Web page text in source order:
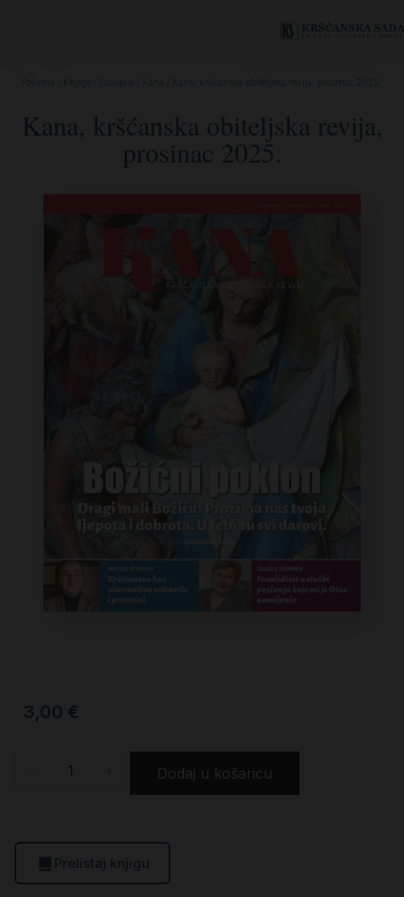
3,00 €
Dodaj u košaricu